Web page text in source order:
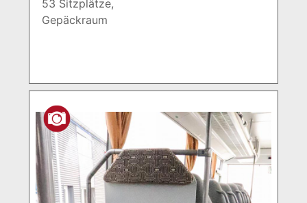
53 Sitzplätze,
Gepäckraum